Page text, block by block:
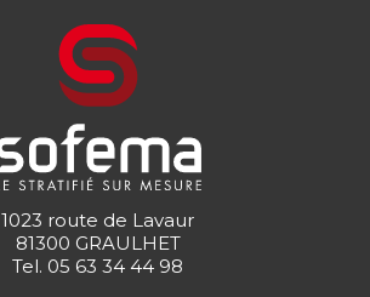
1023 route de Lavaur
81300 GRAULHET
Tel. 05 63 34 44 98